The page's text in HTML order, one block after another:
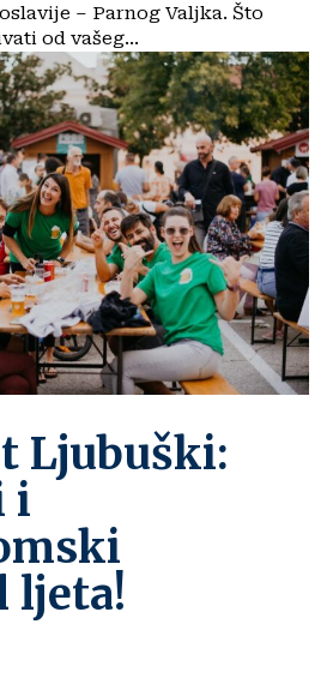
– Parnog Valjka. Što
od vašeg...
Ljubuški:
i
ljeta!